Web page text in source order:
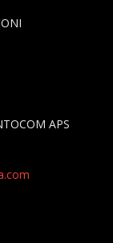
APS